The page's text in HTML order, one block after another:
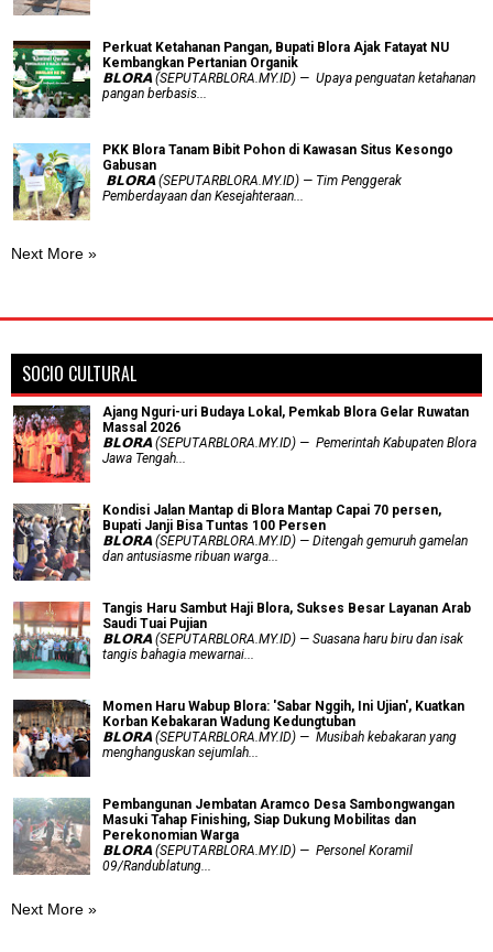
​Perkuat Ketahanan Pangan, Bupati Blora Ajak Fatayat NU
Kembangkan Pertanian Organik
𝗕𝗟𝗢𝗥𝗔 (SEPUTARBLORA.MY.ID) — Upaya penguatan ketahanan
pangan berbasis...
PKK Blora Tanam Bibit Pohon di Kawasan Situs Kesongo
Gabusan
‎ 𝗕𝗟𝗢𝗥𝗔 (SEPUTARBLORA.MY.ID) — Tim Penggerak
Pemberdayaan dan Kesejahteraan...
Next More »
SOCIO CULTURAL
Ajang Nguri-uri Budaya Lokal, Pemkab Blora Gelar Ruwatan
Massal 2026
𝗕𝗟𝗢𝗥𝗔 (SEPUTARBLORA.MY.ID) — Pemerintah Kabupaten Blora
Jawa Tengah...
Kondisi Jalan Mantap di Blora Mantap Capai 70 persen,
Bupati Janji Bisa Tuntas 100 Persen
𝗕𝗟𝗢𝗥𝗔 (SEPUTARBLORA.MY.ID) — Ditengah gemuruh gamelan
dan antusiasme ribuan warga...
Tangis Haru Sambut Haji Blora, Sukses Besar Layanan Arab
Saudi Tuai Pujian
𝗕𝗟𝗢𝗥𝗔 (SEPUTARBLORA.MY.ID) — Suasana haru biru dan isak
tangis bahagia mewarnai...
Momen Haru Wabup Blora: ​'Sabar Nggih, Ini Ujian', Kuatkan
Korban Kebakaran Wadung Kedungtuban
𝗕𝗟𝗢𝗥𝗔 (SEPUTARBLORA.MY.ID) — Musibah kebakaran yang
menghanguskan sejumlah...
Pembangunan Jembatan Aramco Desa Sambongwangan
Masuki Tahap Finishing, Siap Dukung Mobilitas dan
Perekonomian Warga
𝗕𝗟𝗢𝗥𝗔 (SEPUTARBLORA.MY.ID) — Personel Koramil
09/Randublatung...
Next More »